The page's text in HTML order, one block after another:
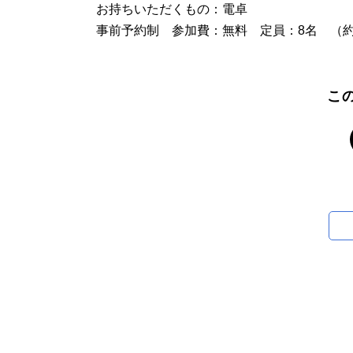
お持ちいただくもの：電卓
事前予約制 参加費：無料 定員：8名 （
こ